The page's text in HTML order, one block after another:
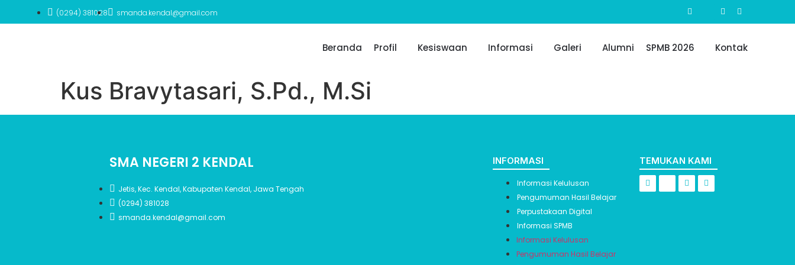
(0294) 381028 smanda.kendal@gmail.com
Beranda Profil Kesiswaan Informasi Galeri Alumni SPMB 2026 Kontak
Kus Bravytasari, S.Pd., M.Si
SMA NEGERI 2 KENDAL
Jetis, Kec. Kendal, Kabupaten Kendal, Jawa Tengah
(0294) 381028
smanda.kendal@gmail.com
INFORMASI
Informasi Kelulusan
Pengumuman Hasil Belajar
Perpustakaan Digital
Informasi SPMB
Informasi Kelulusan
Pengumuman Hasil Belajar
TEMUKAN KAMI